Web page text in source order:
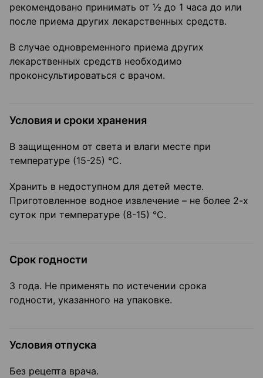
рекомендовано принимать от ½ до 1 часа до или
после приема других лекарственных средств.
В случае одновременного приема других
лекарственных средств необходимо
проконсультироваться с врачом.
Условия и сроки хранения
В защищенном от света и влаги месте при
температуре (15-25) °С.
Хранить в недоступном для детей месте.
Приготовленное водное извлечение – не более 2-х
суток при температуре (8-15) °С.
Срок годности
3 года. Не применять по истечении срока
годности, указанного на упаковке.
Условия отпуска
Без рецепта врача.